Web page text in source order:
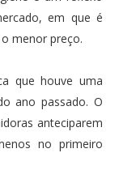
em que é
menor preço.
que houve uma
ano passado. O
anteciparem
no primeiro